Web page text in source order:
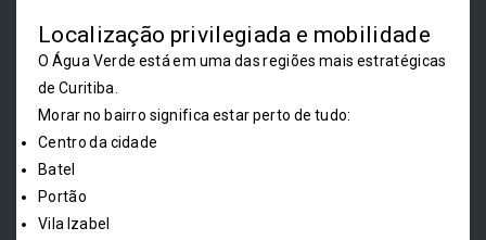
Localização privilegiada e mobilidade
O Água Verde está em uma das regiões mais estratégicas
de Curitiba.
Morar no bairro significa estar perto de tudo:
Centro da cidade
Batel
Portão
Vila Izabel